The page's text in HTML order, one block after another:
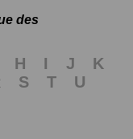
des
H I J
K
S T
U